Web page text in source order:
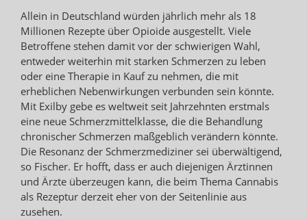
Allein in Deutschland würden jährlich mehr als 18
Millionen Rezepte über Opioide ausgestellt. Viele
Betroffene stehen damit vor der schwierigen Wahl,
entweder weiterhin mit starken Schmerzen zu leben
oder eine Therapie in Kauf zu nehmen, die mit
erheblichen Nebenwirkungen verbunden sein könnte.
Mit Exilby gebe es weltweit seit Jahrzehnten erstmals
eine neue Schmerzmittelklasse, die die Behandlung
chronischer Schmerzen maßgeblich verändern könnte.
Die Resonanz der Schmerzmediziner sei überwältigend,
so Fischer. Er hofft, dass er auch diejenigen Ärztinnen
und Ärzte überzeugen kann, die beim Thema Cannabis
als Rezeptur derzeit eher von der Seitenlinie aus
zusehen.